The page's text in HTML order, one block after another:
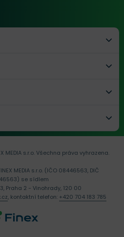
MEDIA s.r.o.Všechna práva vyhrazena.
MEDIA s.r.o. (IČO 08446563, DIČ
se sídlem
Praha 2 - Vinohrady, 120 00
, kontaktní telefon: +420 704 183 785